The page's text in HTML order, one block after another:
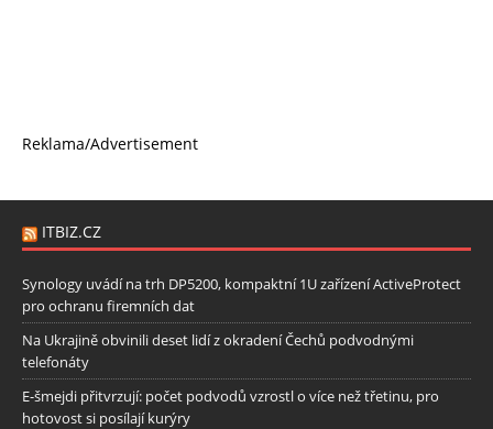
Reklama/Advertisement
ITBIZ.CZ
Synology uvádí na trh DP5200, kompaktní 1U zařízení ActiveProtect
pro ochranu firemních dat
Na Ukrajině obvinili deset lidí z okradení Čechů podvodnými
telefonáty
E-šmejdi přitvrzují: počet podvodů vzrostl o více než třetinu, pro
hotovost si posílají kurýry